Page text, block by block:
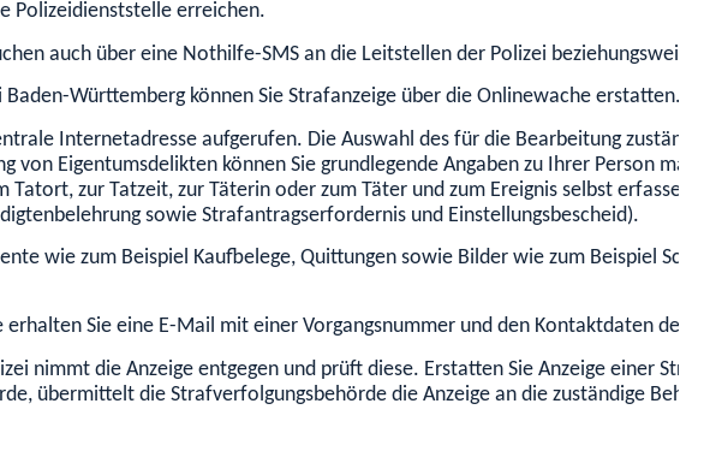
Polizeidienststelle erreichen.
auch über eine Nothilfe-SMS an die Leitstellen der Polizei beziehungsweise
Württemberg können Sie Strafanzeige über die Onlinewache erstatten.
Internetadresse aufgerufen. Die Auswahl des für die Bearbeitung
von Eigentumsdelikten können Sie grundlegende Angaben zu Ihrer Person
Tatort, zur Tatzeit, zur Täterin oder zum Täter und zum Ereignis selbst
sowie Strafantragserfordernis und Einstellungsbescheid).
wie zum Beispiel Kaufbelege, Quittungen sowie Bilder wie zum Beispiel
Sie eine E-Mail mit einer Vorgangsnummer und den Kontaktdaten der
nimmt die Anzeige entgegen und prüft diese. Erstatten Sie Anzeige einer
übermittelt die Strafverfolgungsbehörde die Anzeige an die zuständige